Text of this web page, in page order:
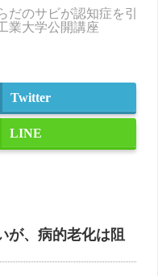
だのサビが認知症を引
業大学公開講座
Twitter
LINE
が、病的老化は阻